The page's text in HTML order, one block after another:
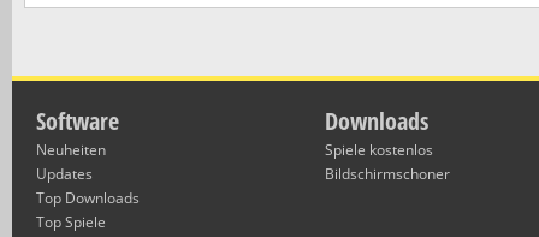
Software
Neuheiten
Updates
Top Downloads
Top Spiele
Downloads
Spiele kostenlos
Bildschirmschoner